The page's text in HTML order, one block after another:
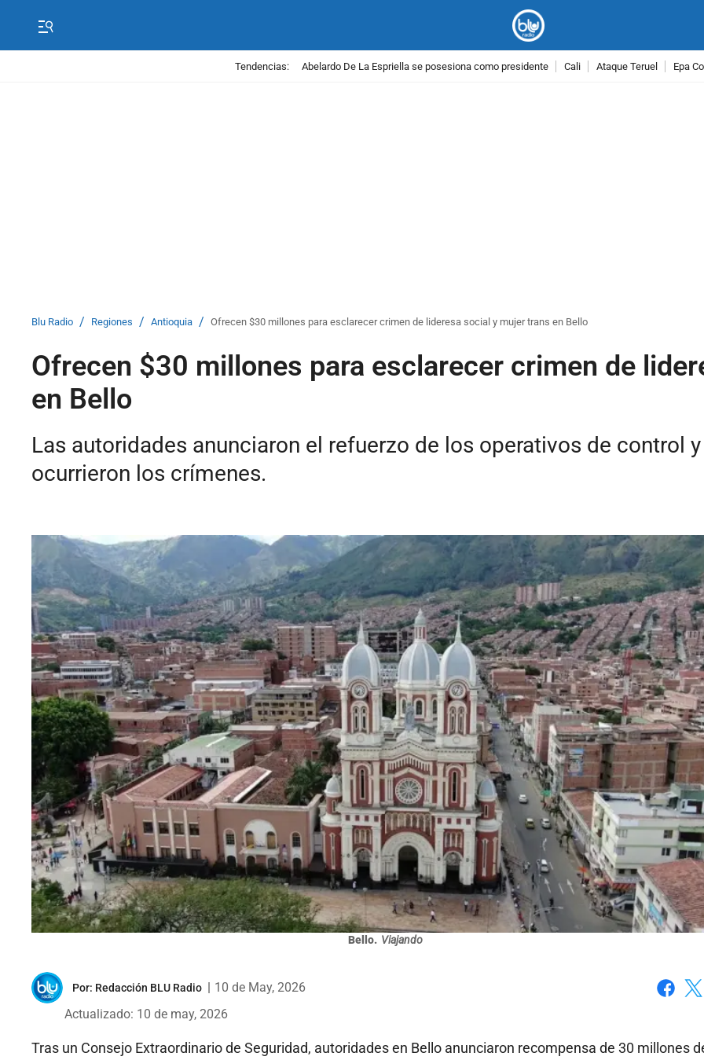
Tendencias: Abelardo De La Espriella se posesiona como presidente Cali Ataque Teruel Epa
Blu Radio / Regiones / Antioquia / Ofrecen $30 millones para esclarecer crimen de lideresa social y mujer trans en Bello
Ofrecen $30 millones para esclarecer crimen de
en Bello
Las autoridades anunciaron el refuerzo de los operativos de control
ocurrieron los crímenes.
Bello. Viajando
Por: Redacción BLU Radio
10 de May, 2026
Actualizado: 10 de may, 2026
Tras un Consejo Extraordinario de Seguridad, autoridades en Bello anunciaron recompensa de 30 millones